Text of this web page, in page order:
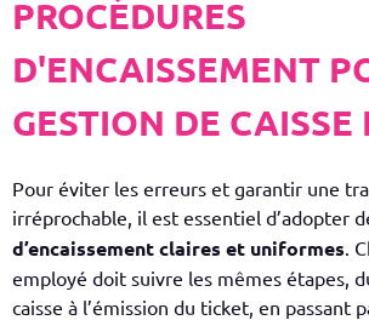
PROCÉDURES
D'ENCAISSEMENT
GESTION DE CAISSE
Pour éviter les erreurs et garantir une
irréprochable, il est essentiel d’adopter
d’encaissement claires et uniformes.
employé doit suivre les mêmes étapes,
caisse à l’émission du ticket, en passant